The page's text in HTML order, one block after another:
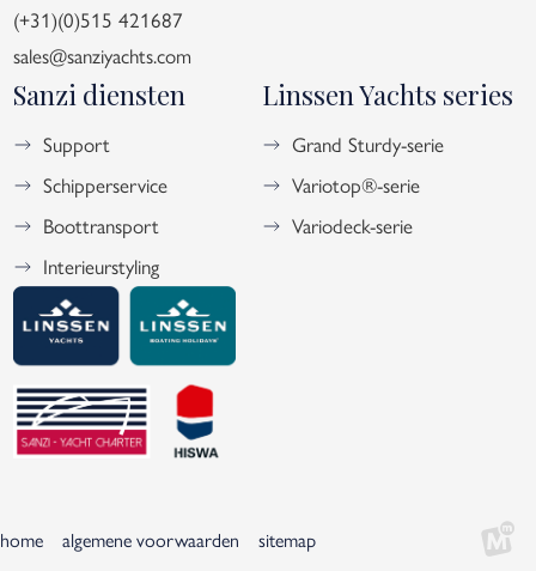
(+31)(0)515 421687
sales@sanziyachts.com
Sanzi diensten
Support
Schipperservice
Boottransport
Interieurstyling
Linssen Yachts series
Grand Sturdy-serie
Variotop®-serie
Variodeck-serie
home algemene voorwaarden sitemap